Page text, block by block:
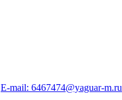
E-mail: 6467474@yaguar-m.ru